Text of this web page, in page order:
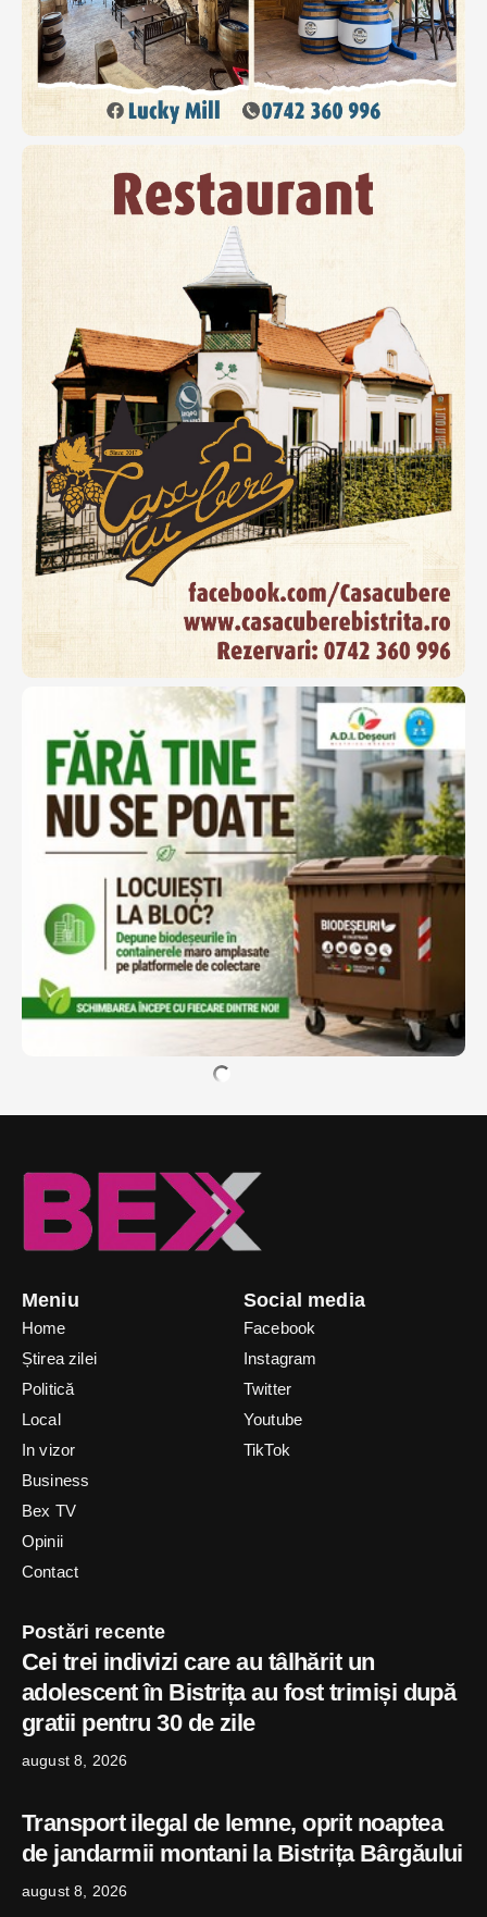
Meniu
Home
Știrea zilei
Politică
Local
In vizor
Business
Bex TV
Opinii
Contact
Social media
Facebook
Instagram
Twitter
Youtube
TikTok
Postări recente
Cei trei indivizi care au tâlhărit un
adolescent în Bistrița au fost trimiși după
gratii pentru 30 de zile
august 8, 2026
Transport ilegal de lemne, oprit noaptea
de jandarmii montani la Bistrița Bârgăului
august 8, 2026